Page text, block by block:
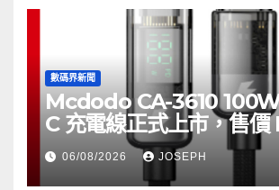
數碼界新聞
Mcdodo CA-3610
C 充電線正式上市，售價
06/08/2026 JOSEPH